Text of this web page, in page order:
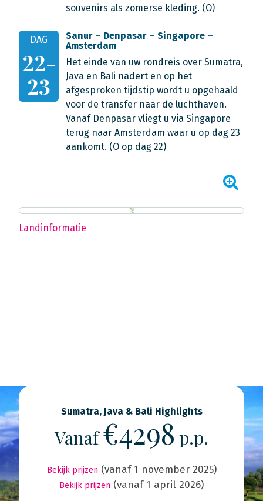
souvenirs als zomerse kleding. (O)
DAG
22-
23
Sanur – Denpasar – Singapore –
Amsterdam
Het einde van uw rondreis over Sumatra,
Java en Bali nadert en op het
afgesproken tijdstip wordt u opgehaald
voor de transfer naar de luchthaven.
Vanaf Denpasar vliegt u via Singapore
terug naar Amsterdam waar u op dag 23
aankomt. (O op dag 22)
Landinformatie
Sumatra, Java & Bali Highlights
Vanaf€4298 p.p.
Bekijk prijzen (vanaf 1 november 2025)
Bekijk prijzen (vanaf 1 april 2026)